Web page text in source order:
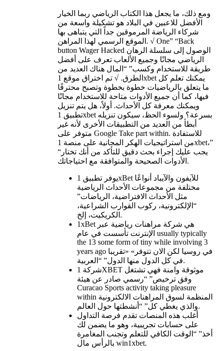
ومع ذلك، ما يجعل هذا الكتاب الرياضي ربما الخيار
الأفضل للاعبين في البلاد هو تشكيلة واسعة من
شركاء الرياضة المرموقين جداً التي يتباهى بها
الموقع الرسمي لهذا المراهن. √ One” “Back
button Wager Hacked الوصول إلى سلسلة الرهان
الرياضي مجانًا وجميع الألعاب تعرف على أفضل
طريقة للاستخدام وكسب” “المال هناك العديد من
الطرق. √ تم اختراق موقع 1xbet يمكنك تعلم كل
ما يتعلق بالرياضيات خطوة بخطوة وتصبح محترفًا
فيها، كما أن جميع الأدوات متاحة للاستخدام مجانًا
ويمكنك معرفة كل الأحداث. أولاً، هل يتم تنزيل
تطبيق 1xbet بسرعة؟ ولسوء الحظ، سيكون تنزيله
أبطأ من العديد من التطبيقات الأخرى لأنه غير
متوفر على Google Take part within. للاستفادة
من استراتيجيات الهكر المجانية على منصة 1xbet،”
“يجب عليك إجراء بحث دقيق للتأكد من أنك تختار
الأدوات الصحيحة والمتوافقة مع احتياجاتك.
يوفر تطبيق 1xBet للآيفون والآيباد أنواعًا
مختلفة من مجموعات الأحداث الرياضية
مثل الأحداث الافتراضية، الرياضات”
“الإلكترونية، ركوب القوارب الشراعية،
الكريكيت، إلخ.
1xBet هي شركة مراهنات رياضية عبر
الإنترنت تأسست في عام usually typically
the 13 some form of tiny while involving 3
years ago في روسيا لكن الان تتوفر» «تقريبا
في كل الدول منها الدول” “العربية.
شركة 1XBET موثوقة وامنة فهي تشتغل
وفق ترخيص” “رسمي صادر عن هيئة
Curacao Sports activity taking pleasure
within المنظمة لسوق المراهنات الالكترونية
والذي يغطي كل” “أنشطتها حول العالم.
أغلب هذه المنصات تقدم فرصة التداول
على حسابات تجريبية، وهو ما يضمن لك
أخذ” “الوقت الكافي للتعلم وتجنب المغامرة
بالرأس مال win1xbet.